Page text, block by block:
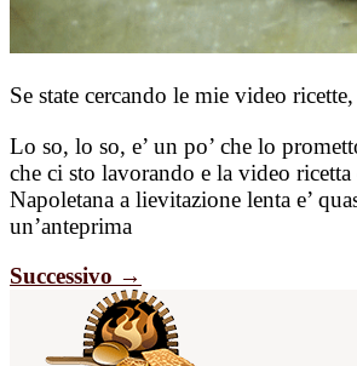
Se state cercando le mie video
Lo so, lo so, e’ un po’ che lo
che ci sto lavorando e la video ricetta
Napoletana a lievitazione lenta e’
un’anteprima
Successivo →